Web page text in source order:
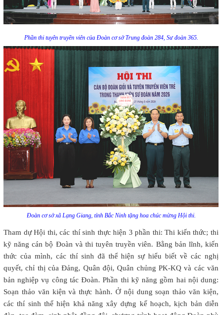
Phần thi tuyên truyền viên của Đoàn cơ sở Trung đoàn 284, Sư đoàn 365.
Đoàn cơ sở xã Lạng Giang, tỉnh Bắc Ninh tặng hoa chúc mừng Hội thi.
Tham dự Hội thi, các thí sinh thực hiện 3 phần thi: Thi kiến thức; thi
kỹ năng cán bộ Đoàn và thi tuyên truyền viên. Bằng bản lĩnh, kiến
thức của mình, các thí sinh đã thể hiện sự hiểu biết về các nghị
quyết, chỉ thị của Đảng, Quân đội, Quân chủng PK-KQ và các văn
bản nghiệp vụ công tác Đoàn. Phần thi kỹ năng gồm hai nội dung:
Soạn thảo văn kiện và thực hành. Ở nội dung soạn thảo văn kiện,
các thí sinh thể hiện khả năng xây dựng kế hoạch, kịch bản diễn